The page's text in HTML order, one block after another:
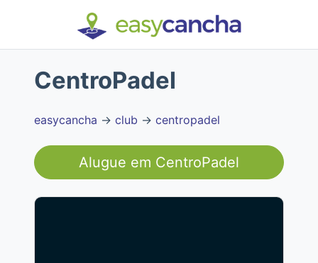
CentroPadel
easycancha → club → centropadel
Alugue em CentroPadel